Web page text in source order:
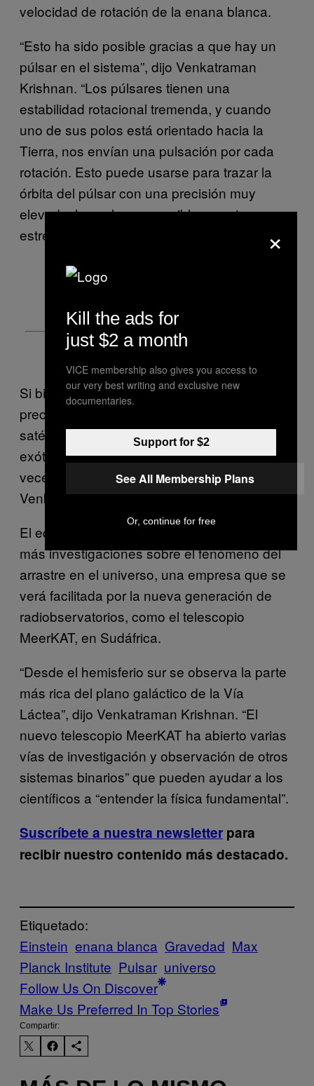
velocidad de rotación de la enana blanca.
“Esto ha sido posible gracias a que hay un
púlsar en el sistema”, dijo Venkatraman
Krishnan. “Los púlsares tienen una
estabilidad rotacional tremenda, y cuando
uno de sus polos está orientado hacia la
Tierra, nos envían una pulsación por cada
rotación. Esto puede usarse para trazar la
órbita del púlsar con una precisión muy
elevada, lo cual no es posible con otras
estrellas”.
Si bien ya se había observado el efecto de
precesión en nuestro planeta a través de
satélites extremadamente sensibles, en este
exótico sistema binario “es 100 millones de
veces más potente que en la Tierra”, señala
Venkatraman Krishnan.
El equipo espera que este estudio propicie
más investigaciones sobre el fenómeno del
arrastre en el universo, una empresa que se
verá facilitada por la nueva generación de
radiobservatorios, como el telescopio
MeerKAT, en Sudáfrica.
“Desde el hemisferio sur se observa la parte
más rica del plano galáctico de la Vía
Láctea”, dijo Venkatraman Krishnan. “El
nuevo telescopio MeerKAT ha abierto varias
vías de investigación y observación de otros
sistemas binarios” que pueden ayudar a los
científicos a “entender la física fundamental”.
Suscríbete a nuestra newsletter para
recibir nuestro contenido más destacado.
Etiquetado:
Einstein enana blanca Gravedad Max
Planck Institute Pulsar universo
Follow Us On Discover
Make Us Preferred In Top Stories
Compartir:
×
Kill the ads for
just $2 a month
VICE membership also gives you access to
our very best writing and exclusive new
documentaries.
Support for $2
See All Membership Plans
Or, continue for free